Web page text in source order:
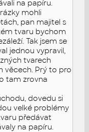
na papíru.
mohli
pan majitel s
tvaru bychom
Tak jsem se
jednou vypravil,
tvarech
věcech. Prý to pro
tam zrovna
dovedu si
velké problémy
předávat
na papíru.